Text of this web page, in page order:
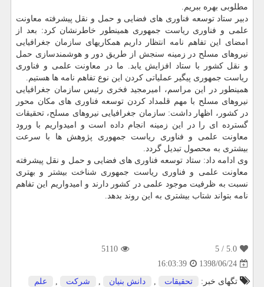
مطلوبی بهره ببریم.
دبیر ستاد توسعه فناوری های فضایی و حمل و نقل پیشرفته معاونت
علمی و فناوری ریاست جمهوری همینطور خاطرنشان كرد: بعد از
امضای این تفاهم نامه انتظار داریم همكاریهای سازمان جغرافیایی
نیروهای مسلح در زمینه سنجش از طریق دور و هوشمندسازی حمل
و نقل كشور با ستاد افزایش یابد. ما در معاونت علمی و فناوری
ریاست جمهوری پیگیر عملیاتی كردن این نوع تفاهم نامه ها هستیم.
همینطور در این مراسم، امیرمجید فخری رئیس سازمان جغرافیایی
نیروهای مسلح با مهم قلمداد كردن توسعه فناوری های مكان محور
در كشور، اظهار داشت: سازمان جغرافیایی نیروهای مسلح، تحقیقات
گسترده ای را در این زمینه انجام داده است و امیدواریم با ورود
معاونت علمی و فناوری ریاست جمهوری پژوهش ها با سرعت
بیشتری به محصول تبدیل گردد.
وی ادامه داد: ستاد توسعه فناوری های فضایی و حمل و نقل پیشرفته
معاونت علمی و فناوری ریاست جمهوری شناخت بیشتر و بهتری
نسبت به ظرفیت موجود علمی در كشور دارند و امیدواریم این تفاهم
نامه بتواند شتاب بیشتری به این روند بدهد.
5.0
/ 5
5110
1398/06/24
16:03:39
تگهای خبر:
تحقیقات , دانش بنیان , شركت , علم